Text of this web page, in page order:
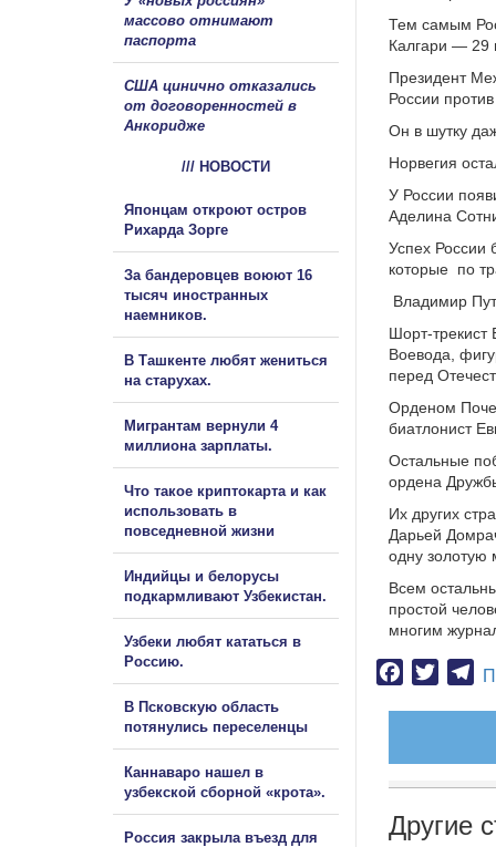
Тем самым
Калгари — 29
Президент
России
Он в шутку
Норвегия
У России
Аделина
Успех России
которые по
Владимир
Шорт-трекист
Воевода,
перед
Орденом
биатлонист
Остальные
ордена
Их других
Дарьей
одну золотую
Всем
простой
многим
Facebook
Twitter
Другие
массово отнимают
паспорта
США цинично отказались
от договоренностей в
Анкоридже
/// НОВОСТИ
Японцам откроют остров
Рихарда Зорге
За бандеровцев воюют 16
тысяч иностранных
наемников.
В Ташкенте любят жениться
на старухах.
Мигрантам вернули 4
миллиона зарплаты.
Что такое криптокарта и как
использовать в
повседневной жизни
Индийцы и белорусы
подкармливают Узбекистан.
Узбеки любят кататься в
Россию.
В Псковскую область
потянулись переселенцы
Каннаваро нашел в
узбекской сборной «крота».
Россия закрыла въезд для